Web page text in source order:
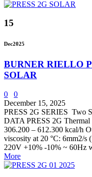
15
Dec2025
BURNER RIELLO
SOLAR
0
0
December 15, 2025
PRESS 2G SERIES Two
DATA PRESS 2G
306.200 – 612.300 kcal/h
viscosity at 20 °C: 6mm2/s
220V +10% -10% ~ 60Hz
More